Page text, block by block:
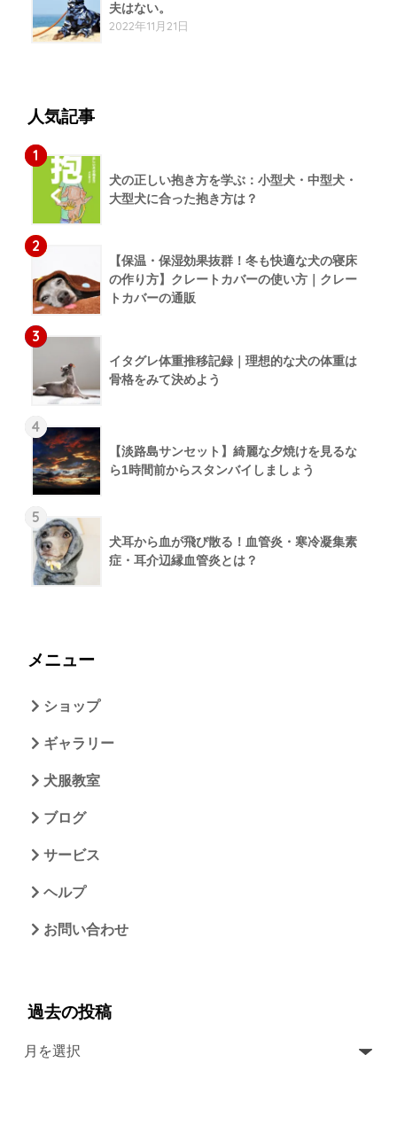
夫はない。
2022年11月21日
人気記事
1
犬の正しい抱き方を学ぶ：小型犬・中型犬・
大型犬に合った抱き方は？
2
【保温・保湿効果抜群！冬も快適な犬の寝床
の作り方】クレートカバーの使い方｜クレー
トカバーの通販
3
イタグレ体重推移記録｜理想的な犬の体重は
骨格をみて決めよう
4
【淡路島サンセット】綺麗な夕焼けを見るな
ら1時間前からスタンバイしましょう
5
犬耳から血が飛び散る！血管炎・寒冷凝集素
症・耳介辺縁血管炎とは？
メニュー
ショップ
ギャラリー
犬服教室
ブログ
サービス
ヘルプ
お問い合わせ
過去の投稿